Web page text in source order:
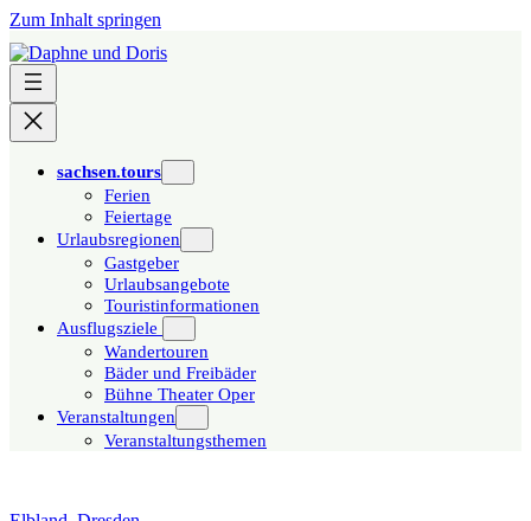
Zum Inhalt springen
sachsen.tours
Ferien
Feiertage
Urlaubsregionen
Gastgeber
Urlaubsangebote
Touristinformationen
Ausflugsziele
Wandertouren
Bäder und Freibäder
Bühne Theater Oper
Veranstaltungen
Veranstaltungsthemen